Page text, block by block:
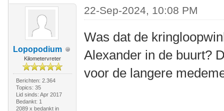
Lopopodium
Kilometervreter
Berichten: 2.364
Topics: 35
Lid sinds: Apr 2017
Bedankt: 1
2089 x bedankt in
22-Sep-2024, 10:08 PM
Was dat de
Alexander in de buurt?
voor de langere